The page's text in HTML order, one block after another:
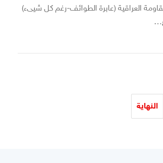
العراقية (عابرة الطوائف-رغم كل شيىء)
النهاية